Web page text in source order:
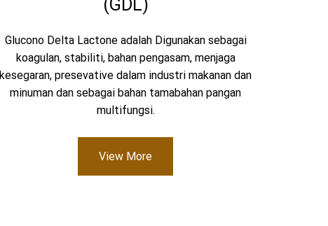
(GDL)
Glucono Delta Lactone adalah Digunakan sebagai
koagulan, stabiliti, bahan pengasam, menjaga
kesegaran, presevative dalam industri makanan dan
minuman dan sebagai bahan tamabahan pangan
multifungsi.
View More